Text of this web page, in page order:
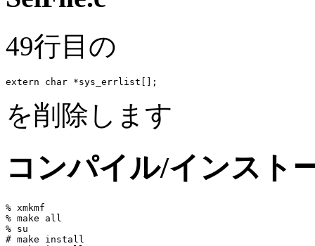
49行目の
を削除します
コンパイル/インスト
% xmkmf
% make all
% su
# make install